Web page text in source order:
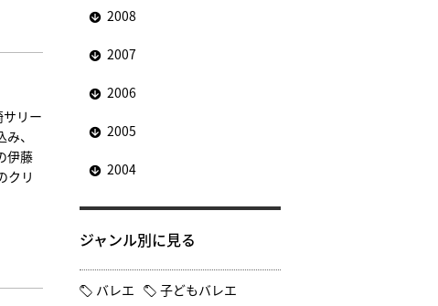
リー
、
伊藤
クリ
2008
2007
2006
2005
2004
ジャンル別に見る
バレエ
子どもバレエ